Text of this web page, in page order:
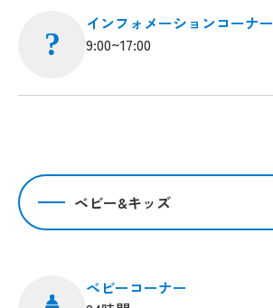
?
インフォメーションコーナー
9:00~17:00
ベビー&キッズ
ベビーコーナー